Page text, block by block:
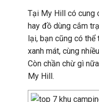
Tại My Hill có cung
hay đồ dùng cắm
lại, bạn cũng có
xanh mát, cùng
Còn chần chừ gì
My Hill.